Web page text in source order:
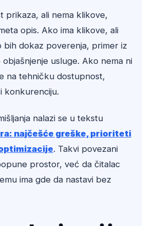
prikaza, ali nema klikove,
opis. Ako ima klikove, ali
bih dokaz poverenja, primer iz
objašnjenje usluge. Ako nema ni
na tehničku dostupnost,
konkurenciju.
nalazi se u tekstu
najčešće greške, prioriteti
. Takvi povezani
prostor, već da čitalac
ima gde da nastavi bez